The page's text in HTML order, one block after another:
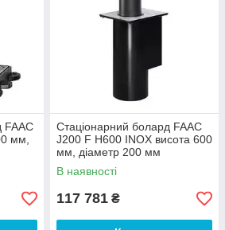
FAAC
мм,
Стаціонарний болард FAAC
J200 F H600 INOX висота 600
мм, діаметр 200 мм
В наявності
117 781 ₴